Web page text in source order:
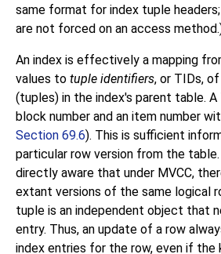
same format for index tuple
are not forced on an access
An index is effectively a mapping
values to tuple identifiers, or TIDs,
(tuples) in the index's parent table.
block number and an item number
Section 69.6). This is sufficient
particular row version from the
directly aware that under MVCC,
extant versions of the same logical
tuple is an independent object that
entry. Thus, an update of a row
index entries for the row, even if the